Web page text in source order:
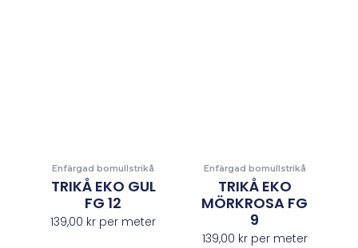
Enfärgad bomullstrikå
TRIKÅ EKO GUL
FG 12
139,00 kr per meter
Enfärgad bomullstrikå
TRIKÅ EKO
MÖRKROSA FG
9
139,00 krper meter